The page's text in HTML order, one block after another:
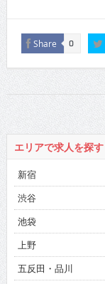
Share 0
エリアで求人を探す
新宿
渋谷
池袋
上野
五反田・品川